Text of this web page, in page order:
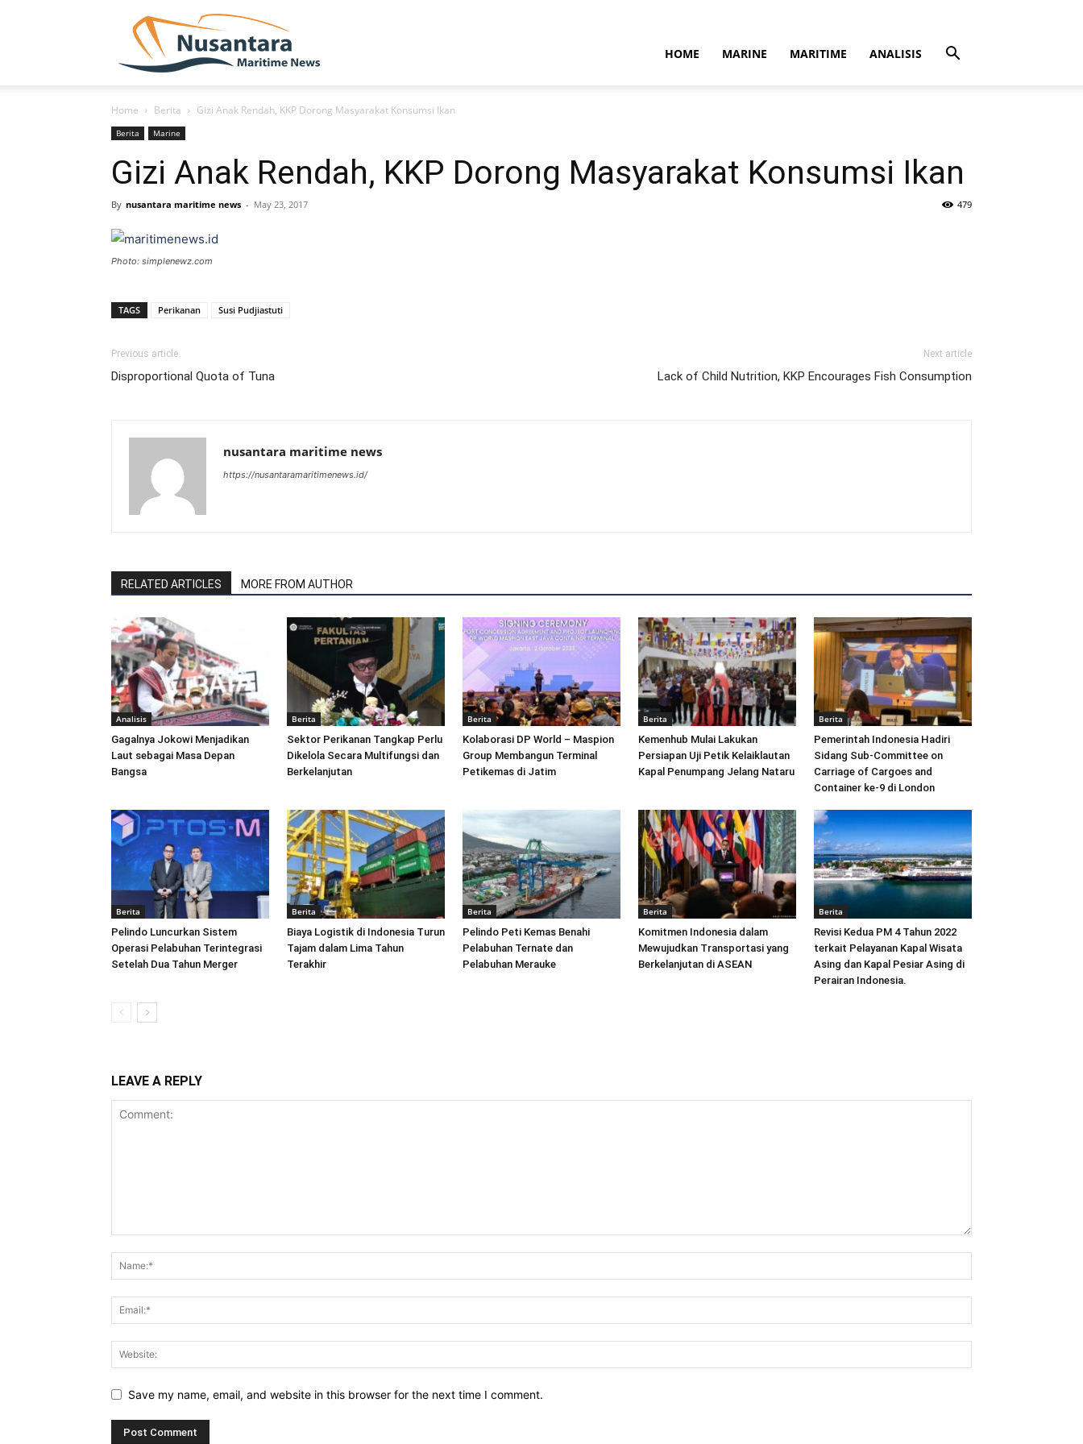
HOME MARINE MARITIME ANALISIS
Home Berita Gizi Anak Rendah, KKP Dorong Masyarakat Konsumsi Ikan
Berita Marine
Gizi Anak Rendah, KKP Dorong Masyarakat Konsumsi Ikan
By nusantara maritime news - May 23, 2017 479
Photo: simplenewz.com
TAGS Perikanan Susi Pudjiastuti
Previous article
Disproportional Quota of Tuna
Next article
Lack of Child Nutrition, KKP Encourages Fish Consumption
nusantara maritime news
https://nusantaramaritimenews.id/
RELATED ARTICLES MORE FROM AUTHOR
Analisis
Gagalnya Jokowi Menjadikan
Laut sebagai Masa Depan
Bangsa
Berita
Sektor Perikanan Tangkap Perlu
Dikelola Secara Multifungsi dan
Berkelanjutan
Berita
Kolaborasi DP World – Maspion
Group Membangun Terminal
Petikemas di Jatim
Berita
Kemenhub Mulai Lakukan
Persiapan Uji Petik Kelaiklautan
Kapal Penumpang Jelang Nataru
Berita
Pemerintah Indonesia Hadiri
Sidang Sub-Committee on
Carriage of Cargoes and
Container ke-9 di London
Berita
Pelindo Luncurkan Sistem
Operasi Pelabuhan Terintegrasi
Setelah Dua Tahun Merger
Berita
Biaya Logistik di Indonesia Turun
Tajam dalam Lima Tahun
Terakhir
Berita
Pelindo Peti Kemas Benahi
Pelabuhan Ternate dan
Pelabuhan Merauke
Berita
Komitmen Indonesia dalam
Mewujudkan Transportasi yang
Berkelanjutan di ASEAN
Berita
Revisi Kedua PM 4 Tahun 2022
terkait Pelayanan Kapal Wisata
Asing dan Kapal Pesiar Asing di
Perairan Indonesia.
LEAVE A REPLY
Save my name, email, and website in this browser for the next time I comment.